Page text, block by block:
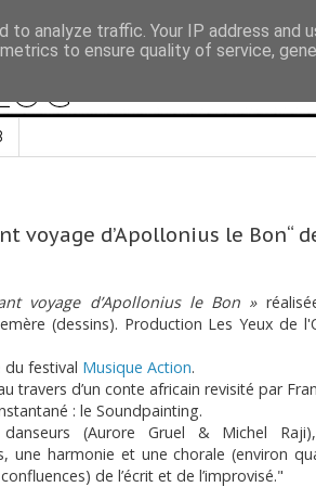
voyage d’Apollonius le Bon“
voyage d’Apollonius le Bon »
(dessins). Production Les Yeux de
du festival Musique Action.
travers d’un conte africain revisité par
: le Soundpainting.
(Aurore Gruel & Michel
une harmonie et une chorale (environ
de l’écrit et de l’improvisé."
analyze traffic. Your IP address and
to ensure quality of service,